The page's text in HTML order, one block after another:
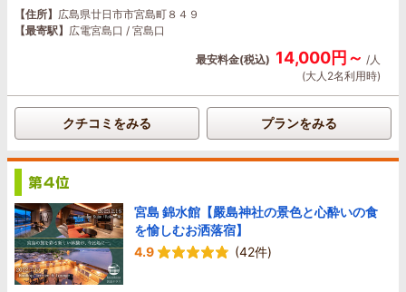
【住所】 広島県廿日市市宮島町８４９
【最寄駅】 広電宮島口 / 宮島口
最安料金(税込) 14,000円～ /人
(大人2名利用時)
クチコミをみる プランをみる
宮島 錦水館【嚴島神社の景色と心酔いの食
を愉しむお洒落宿】
4.9
(42件)